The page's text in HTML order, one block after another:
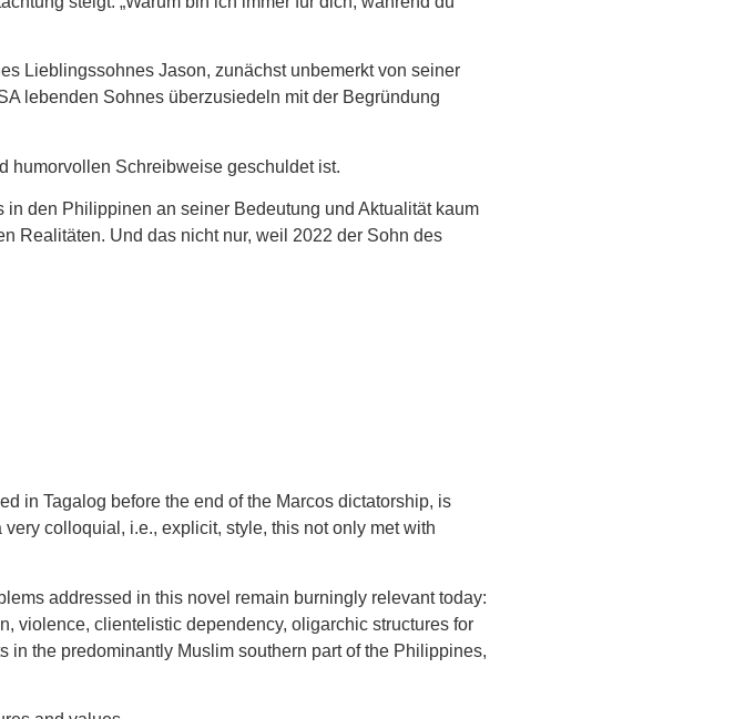
Lieblingssohnes Jason, zunächst unbemerkt von seiner
lebenden Sohnes überzusiedeln mit der Begründung
humorvollen Schreibweise geschuldet ist.
den Philippinen an seiner Bedeutung und Aktualität kaum
Realitäten. Und das nicht nur, weil 2022 der Sohn des
in Tagalog before the end of the Marcos dictatorship, is
colloquial, i.e., explicit, style, this not only met with
addressed in this novel remain burningly relevant today:
violence, clientelistic dependency, oligarchic structures for
the predominantly Muslim southern part of the Philippines,